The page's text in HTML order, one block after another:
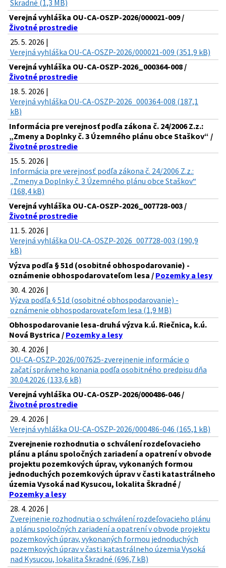
Škradné (1,3 MB)
Verejná vyhláška OU-CA-OSZP-2026/000021-009 /
Životné prostredie
25. 5. 2026 |
Verejná vyhláška OU-CA-OSZP-2026/000021-009 (351,9 kB)
Verejná vyhláška OU-CA-OSZP-2026_000364-008 /
Životné prostredie
18. 5. 2026 |
Verejná vyhláška OU-CA-OSZP-2026_000364-008 (187,1
kB)
Informácia pre verejnosť podľa zákona č. 24/2006 Z.z.:
„Zmeny a Doplnky č. 3 Územného plánu obce Staškov“ /
Životné prostredie
15. 5. 2026 |
Informácia pre verejnosť podľa zákona č. 24/2006 Z.z.:
„Zmeny a Doplnky č. 3 Územného plánu obce Staškov“
(168,4 kB)
Verejná vyhláška OU-CA-OSZP-2026_007728-003 /
Životné prostredie
11. 5. 2026 |
Verejná vyhláška OU-CA-OSZP-2026_007728-003 (190,9
kB)
Výzva podľa § 51d (osobitné obhospodarovanie) -
oznámenie obhospodarovateľom lesa / Pozemky a lesy
30. 4. 2026 |
Výzva podľa § 51d (osobitné obhospodarovanie) -
oznámenie obhospodarovateľom lesa (1,9 MB)
Obhospodarovanie lesa-druhá výzva k.ú. Riečnica, k.ú.
Nová Bystrica / Pozemky a lesy
30. 4. 2026 |
OU-CA-OSZP-2026/007625-zverejnenie informácie o
začatí správneho konania podľa osobitného predpisu dňa
30.04.2026 (133,6 kB)
Verejná vyhláška OU-CA-OSZP-2026/000486-046 /
Životné prostredie
29. 4. 2026 |
Verejná vyhláška OU-CA-OSZP-2026/000486-046 (165,1 kB)
Zverejnenie rozhodnutia o schválení rozdeľovacieho
plánu a plánu spoločných zariadení a opatrení v obvode
projektu pozemkových úprav, vykonaných formou
jednoduchých pozemkových úprav v časti katastrálneho
územia Vysoká nad Kysucou, lokalita Škradné /
Pozemky a lesy
28. 4. 2026 |
Zverejnenie rozhodnutia o schválení rozdeľovacieho plánu
a plánu spoločných zariadení a opatrení v obvode projektu
pozemkových úprav, vykonaných formou jednoduchých
pozemkových úprav v časti katastrálneho územia Vysoká
nad Kysucou, lokalita Škradné (696,7 kB)